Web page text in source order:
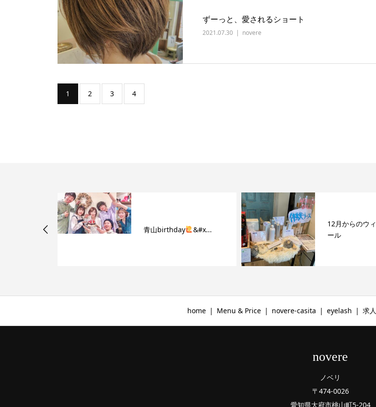
ずーっと、愛されるショート
2021.07.30 novere
1 2 3 4
12月からのウィンターセ
ール
山中”color”
home Menu & Price novere-casita eyelash 求人
novere
ノベリ
〒474-0026
愛知県大府市桃山町5-204